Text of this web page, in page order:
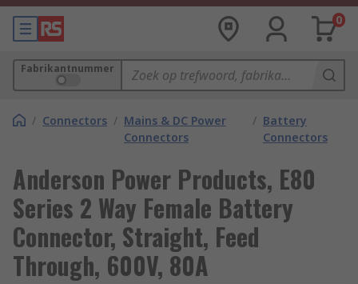
0
Fabrikantnummer
/ Connectors / Mains & DC Power
Connectors
/ Battery
Connectors
Anderson Power Products, E80
Series 2 Way Female Battery
Connector, Straight, Feed
Through, 600V, 80A